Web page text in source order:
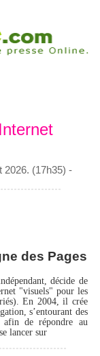
2026. (17h35) -
des Pages
décide de
"visuels" pour les
En 2004, il crée
s’entourant des
afin de répondre au
lancer sur